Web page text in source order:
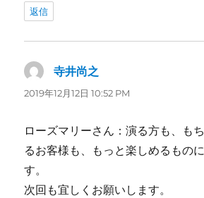
返信
寺井尚之
り:
2019年12月12日 10:52 PM
ローズマリーさん：演る方も、も
るお客様も、もっと楽しめるもの
す。
次回も宜しくお願いします。